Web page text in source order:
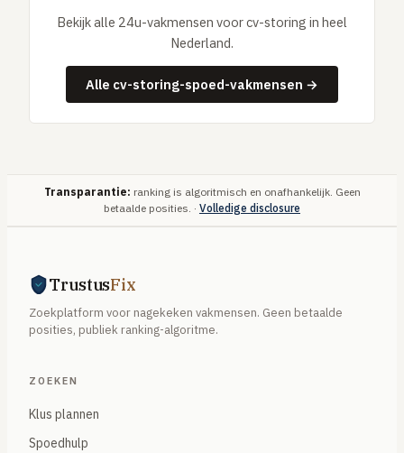
Bekijk alle 24u-vakmensen voor cv-storing in heel
Nederland.
Alle cv-storing-spoed-vakmensen →
Transparantie: ranking is algoritmisch en onafhankelijk. Geen
betaalde posities. · Volledige disclosure
TrustusFix
Zoekplatform voor nagekeken vakmensen. Geen betaalde
posities, publiek ranking-algoritme.
ZOEKEN
Klus plannen
Spoedhulp